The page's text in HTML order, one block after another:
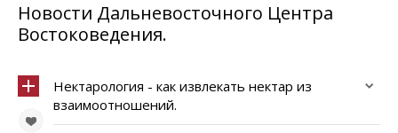
Новости Дальневосточного Центра
Востоковедения.
Нектарология - как извлекать нектар из
взаимоотношений.